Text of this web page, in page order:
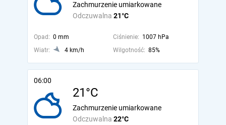
Odczuwalna 21°C
Zachmurzenie umiarkowane
Opad: 0 mm Ciśnienie: 1007 hPa
Wiatr:
4 km/h Wilgotność: 85%
06:00
21°C
Odczuwalna 22°C
Zachmurzenie umiarkowane